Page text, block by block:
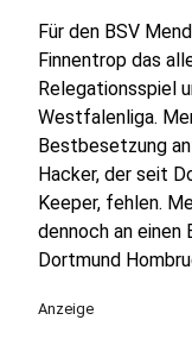
Für den BSV
Finnentrop das
Relegationsspiel
Westfalenliga.
Bestbesetzung
Hacker, der seit
Keeper, fehlen.
dennoch an einen
Dortmund
Anzeige